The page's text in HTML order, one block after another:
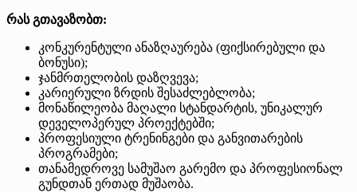
რას გთავაზობთ:
კონკურენტული ანაზღაურება (ფიქსირებული და
ბონუსი);
ჯანმრთელობის დაზღვევა;
კარიერული ზრდის შესაძლებლობა;
მონაწილეობა მაღალი სტანდარტის, უნიკალურ
დეველოპერულ პროექტებში;
პროფესიული ტრენინგები და განვითარების
პროგრამები;
თანამედროვე სამუშაო გარემო და პროფესიონალ
გუნდთან ერთად მუშაობა.